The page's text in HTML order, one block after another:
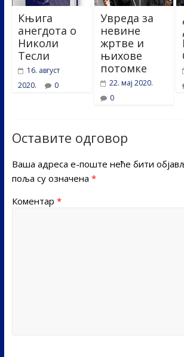
Књига
анегдота о
Николи
Тесли
16. август
2020.
0
Увреда за
невине
жртве и
њихове
потомке
22. мај 2020.
0
Оставите одговор
Ваша адреса е-поште неће бити
поља су означена *
Коментар *